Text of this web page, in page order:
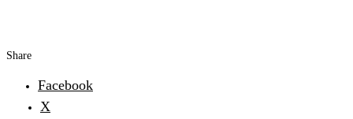
Share
Facebook
X